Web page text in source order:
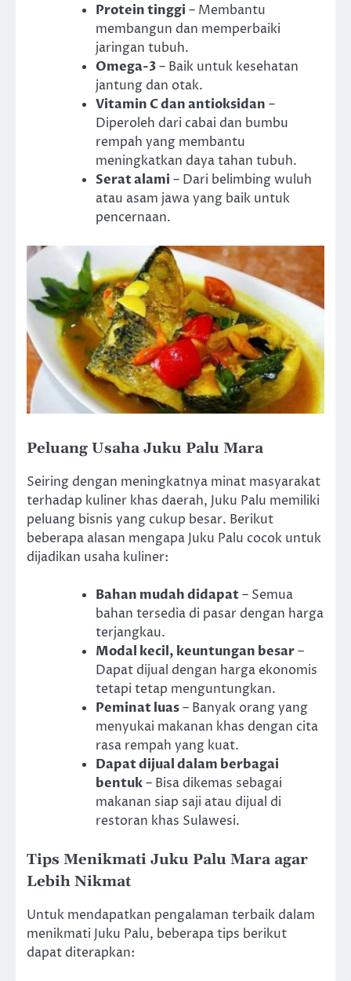
Protein tinggi – Membantu
membangun dan memperbaiki
jaringan tubuh.
Omega-3– Baik untuk kesehatan
jantung dan otak.
Vitamin C dan antioksidan –
Diperoleh dari cabai dan bumbu
rempah yang membantu
meningkatkan daya tahan tubuh.
Serat alami – Dari belimbing wuluh
atau asam jawa yang baik untuk
pencernaan.
Peluang Usaha Juku Palu Mara
Seiring dengan meningkatnya minat masyarakat
terhadap kuliner khas daerah, Juku Palu memiliki
peluang bisnis yang cukup besar. Berikut
beberapa alasan mengapa Juku Palu cocok untuk
dijadikan usaha kuliner:
Bahan mudah didapat– Semua
bahan tersedia di pasar dengan harga
terjangkau.
Modal kecil, keuntungan besar–
Dapat dijual dengan harga ekonomis
tetapi tetap menguntungkan.
Peminat luas– Banyak orang yang
menyukai makanan khas dengan cita
rasa rempah yang kuat.
Dapat dijual dalam berbagai
bentuk– Bisa dikemas sebagai
makanan siap saji atau dijual di
restoran khas Sulawesi.
Tips Menikmati Juku Palu Mara agar
Lebih Nikmat
Untuk mendapatkan pengalaman terbaik dalam
menikmati Juku Palu, beberapa tips berikut
dapat diterapkan: